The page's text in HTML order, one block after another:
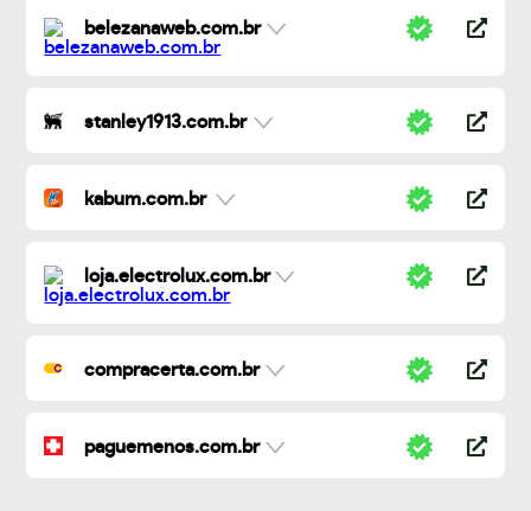
belezanaweb.com.br
stanley1913.com.br
kabum.com.br
loja.electrolux.com.br
compracerta.com.br
paguemenos.com.br